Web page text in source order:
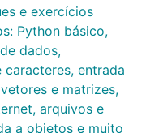
e exercícios
Python básico,
dados,
entrada
e matrizes,
arquivos e
a objetos e muito